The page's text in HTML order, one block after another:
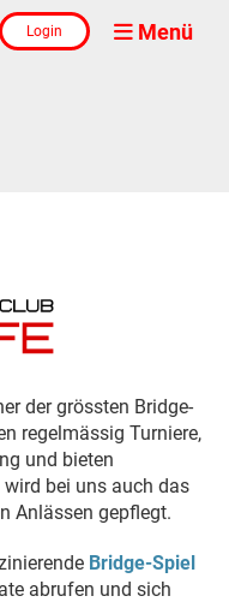
Login Menü
der grössten Bridge-
regelmässig Turniere,
und bieten
bei uns auch das
Anlässen gepflegt.
Bridge-Spiel
abrufen und sich